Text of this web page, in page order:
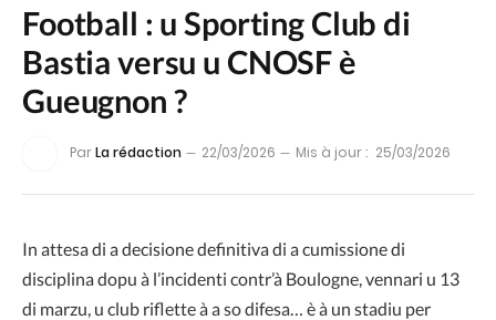
Football : u Sporting Club di
Bastia versu u CNOSF è
Gueugnon ?
ParLa rédaction 22/03/2026 Mis à jour : 25/03/2026
In attesa di a decisione definitiva di a cumissione di
disciplina dopu à l’incidenti contr’à Boulogne, vennari u 13
di marzu, u club riflette à a so difesa… è à un stadiu per